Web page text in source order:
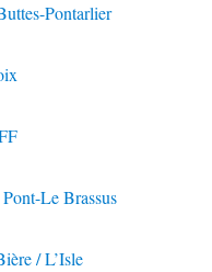
Pontarlier
Le Brassus
/ L’Isle